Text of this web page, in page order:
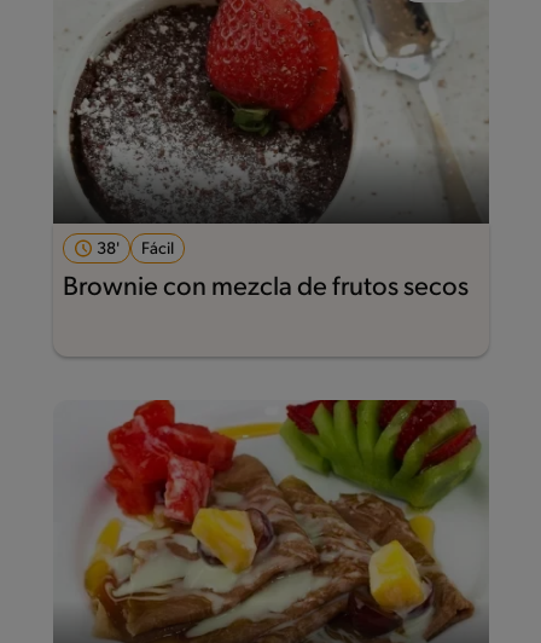
38' Fácil
Brownie con mezcla de frutos secos